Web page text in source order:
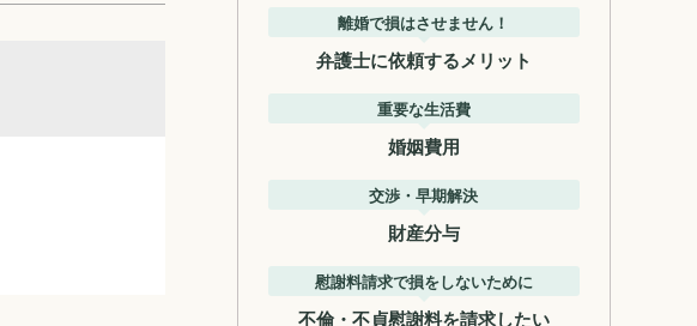
離婚で損はさせません！
弁護士に依頼するメリット
重要な生活費
婚姻費用
交渉・早期解決
財産分与
慰謝料請求で損をしないために
不倫・不貞慰謝料を請求したい